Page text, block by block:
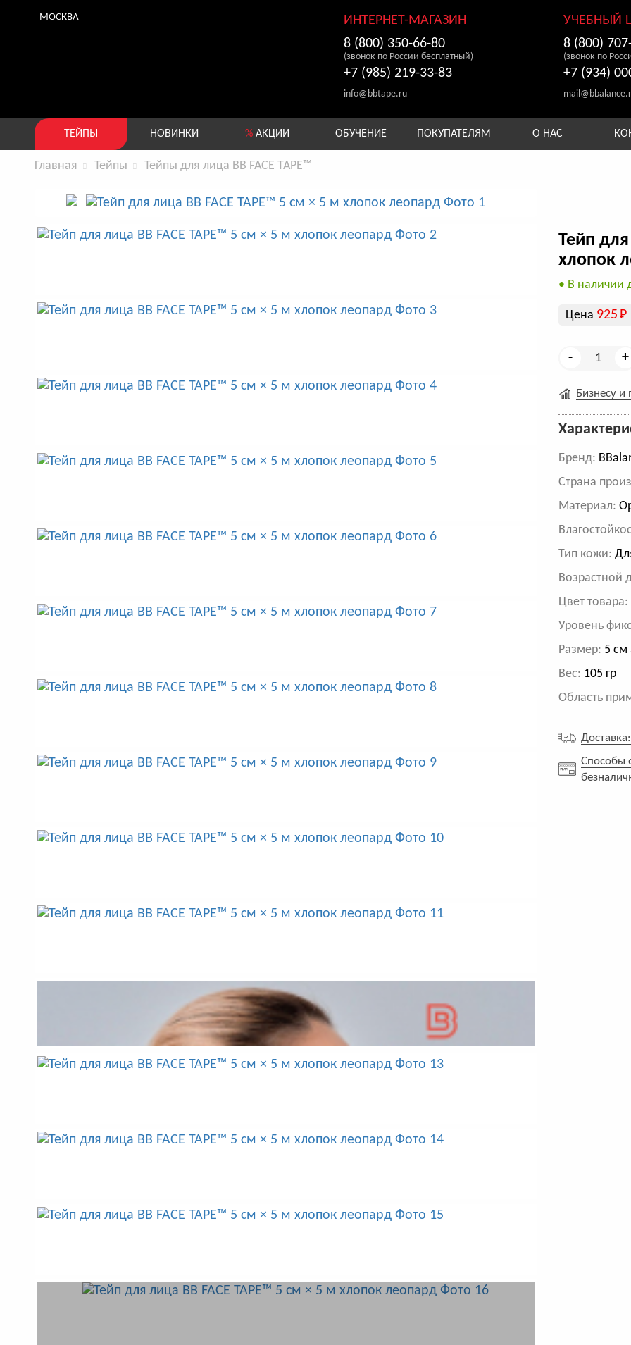
МОСКВА
ИНТЕРНЕТ-МАГАЗИН
8 (800) 350-66-80
(звонок по России бесплатный)
+7 (985) 219-33-83
info@bbtape.ru
УЧЕБНЫЙ
8 (800)
(звонок по
+7 (934)
ТЕЙПЫ НОВИНКИ % АКЦИИ ОБУЧЕНИЕ ПОКУПАТЕЛЯМ О НАС
Главная Тейпы Тейпы для лица BB FACE TAPE™
Тейп
хлопок
• В наличии
Цена 925 Р
- +
Бизнесу и
Бренд:
Cтрана
Материал:
Тип кожи:
Возрастной
Цвет товара:
Уровень
Размер: 5 см
Вес: 105 гр
Область
Доставка:
Способы